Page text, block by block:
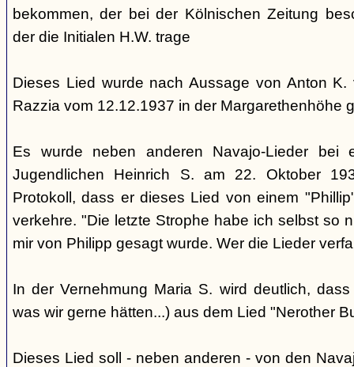
bekommen, der bei der Kölnischen Zeitung
der die Initialen H.W. trage
Dieses Lied wurde nach Aussage von Anton
Razzia vom 12.12.1937 in der Margarethenhöhe
Es wurde neben anderen Navajo-Lieder bei
Jugendlichen Heinrich S. am 22. Oktober
Protokoll, dass er dieses Lied von einem
verkehre. "Die letzte Strophe habe ich selbst so
mir von Philipp gesagt wurde. Wer die Lieder
In der Vernehmung Maria S. wird deutlich,
was wir gerne hätten...) aus dem Lied "Nerother
Dieses Lied soll - neben anderen - von den